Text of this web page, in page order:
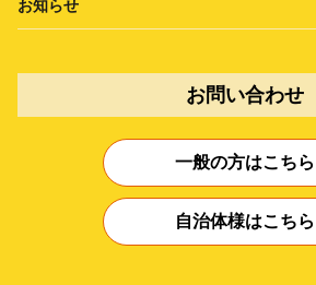
お知らせ
お問い合わせ
一般の方はこちら
自治体様はこちら